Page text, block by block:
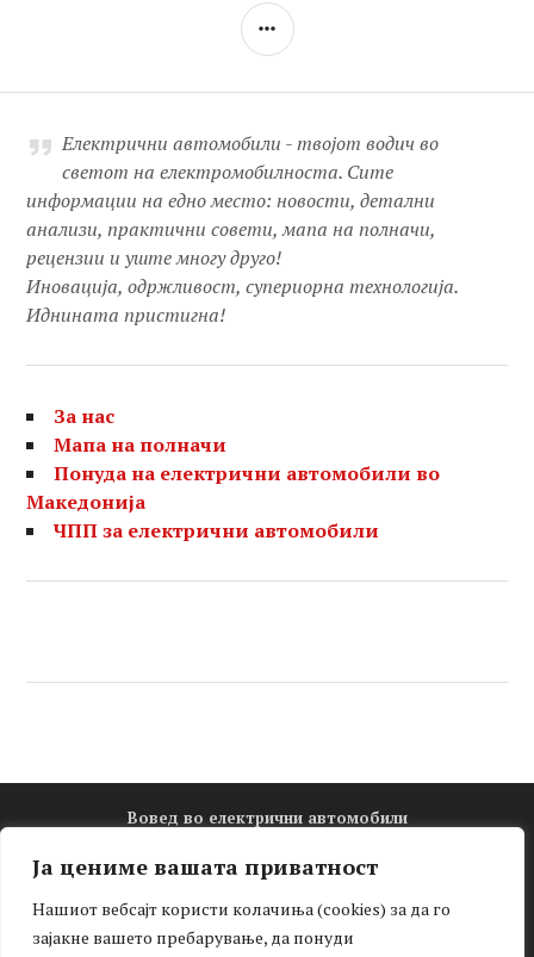
Ја цениме вашата приватност
Нашиот вебсајт користи колачиња (cookies) за да го
зајакне вашето пребарување, да понуди
SIDEBAR
Електрични автомобили - твојот водич во
светот на електромобилноста. Сите
информации на едно место: новости, детални
анализи, практични совети, мапа на полначи,
рецензии и уште многу друго!
Иновација, одржливост, супериорна технологија.
Иднината пристигна!
За нас
Мапа на полначи
Понуда на електрични автомобили во
Македонија
ЧПП за електрични автомобили
Вовед во електрични автомобили
Новости
Зелена мобилност